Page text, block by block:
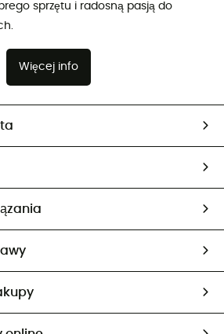
sprzętu i radosną pasją do
Więcej info